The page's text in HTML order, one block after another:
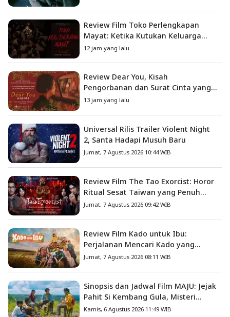
Review Film Toko Perlengkapan
Mayat: Ketika Kutukan Keluarga
Menjadi Sumber Teror yang
12 jam yang lalu
Review Dear You, Kisah
Pengorbanan dan Surat Cinta yang
Menyentuh Hati
13 jam yang lalu
Universal Rilis Trailer Violent Night
2, Santa Hadapi Musuh Baru
Jumat, 7 Agustus 2026 10:44 WIB
Review Film The Tao Exorcist: Horor
Ritual Sesat Taiwan yang Penuh
Misteri dan Teror Psikologis
Jumat, 7 Agustus 2026 09:42 WIB
Review Film Kado untuk Ibu:
Perjalanan Mencari Kado yang
Mengajarkan Arti Keluarga
Jumat, 7 Agustus 2026 08:11 WIB
Sinopsis dan Jadwal Film MAJU: Jejak
Pahit Si Kembang Gula, Misteri
Hilangnya Bagas di Lokasi Jambore
Kamis, 6 Agustus 2026 11:49 WIB